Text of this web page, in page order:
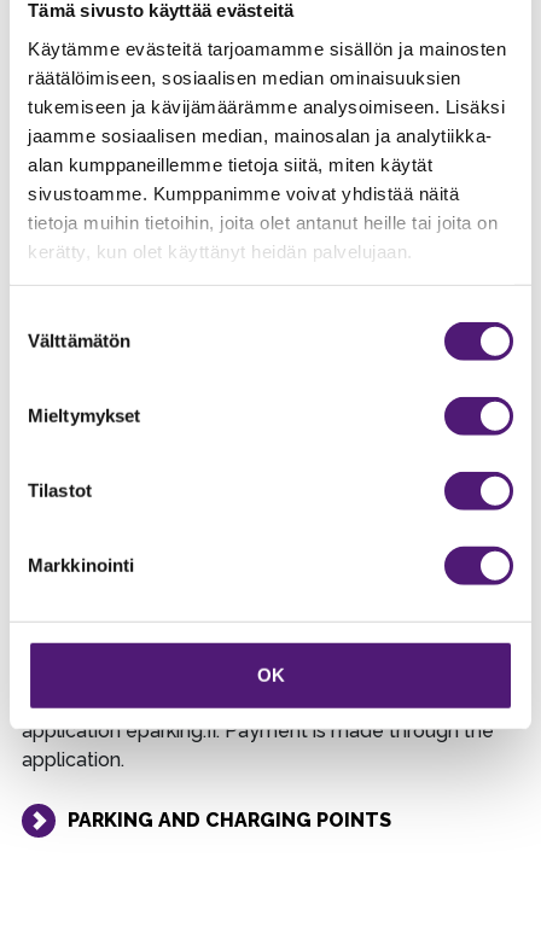
Tämä sivusto käyttää evästeitä
Käytämme evästeitä tarjoamamme sisällön ja mainosten
räätälöimiseen, sosiaalisen median ominaisuuksien
tukemiseen ja kävijämäärämme analysoimiseen. Lisäksi
jaamme sosiaalisen median, mainosalan ja analytiikka-
alan kumppaneillemme tietoja siitä, miten käytät
sivustoamme. Kumppanimme voivat yhdistää näitä
tietoja muihin tietoihin, joita olet antanut heille tai joita on
kerätty, kun olet käyttänyt heidän palvelujaan.
valinta
Välttämätön
Mieltymykset
Tilastot
Markkinointi
OK
WASTE DISPOSAL
Electric car charging points are located in Sappee’s
To use the charging point you need to download the
application eparking.fi. Payment is made through the
application.
PARKING AND CHARGING POINTS